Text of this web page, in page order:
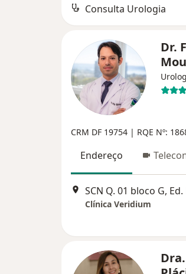
Consulta Urologia
Dr.
CRM DF 19754 | RQE Nº:
Endereço
Clínica Veridium